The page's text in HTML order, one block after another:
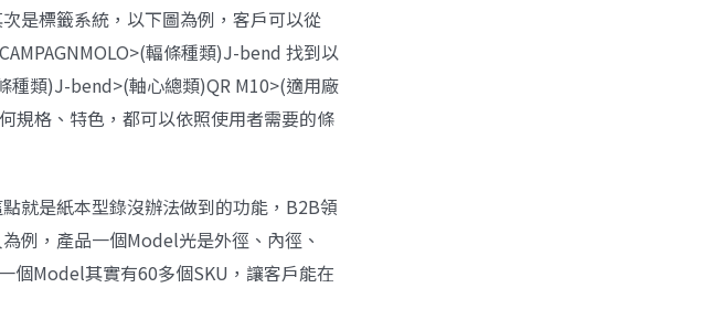
是標籤系統，以下圖為例，客戶可以從
輻條種類)J-bend 找到以
種類)J-bend>(軸心總類)QR M10>(適用廠
規格、特色，都可以依照使用者需要的條
就是紙本型錄沒辦法做到的功能，B2B領
例，產品一個Model光是外徑、內徑、
個Model其實有60多個SKU，讓客戶能在